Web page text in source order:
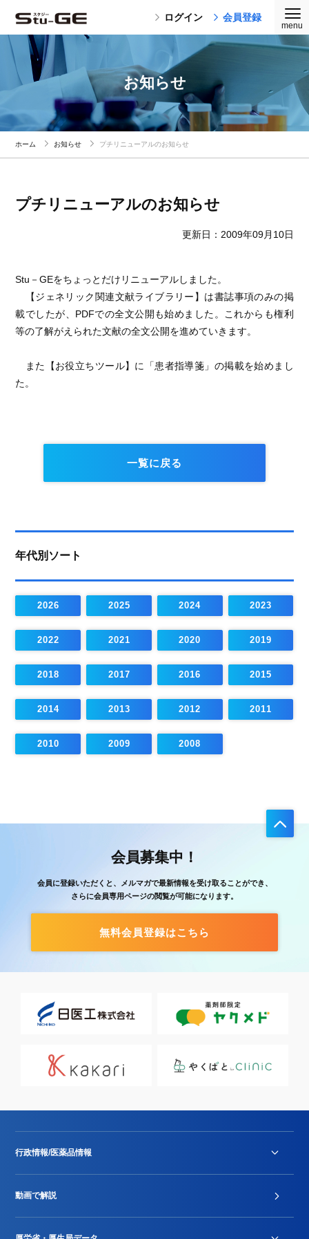
ログイン 会員登録
お知らせ
ホーム お知らせ プチリニューアルのお知らせ
プチリニューアルのお知らせ
更新日：2009年09月10日
Stu－GEをちょっとだけリニューアルしました。
【ジェネリック関連文献ライブラリー】は書誌事項のみの掲
載でしたが、PDFでの全文公開も始めました。これからも権利
等の了解がえられた文献の全文公開を進めていきます。
また【お役立ちツール】に「患者指導箋」の掲載を始めまし
た。
一覧に戻る
年代別ソート
2026 2025 2024 2023
2022 2021 2020 2019
2018 2017 2016 2015
2014 2013 2012 2011
2010 2009 2008
会員募集中！
会員に登録いただくと、メルマガで最新情報を受け取ることができ、
さらに会員専用ページの閲覧が可能になります。
無料会員登録はこちら
行政情報/医薬品情報
動画で解説